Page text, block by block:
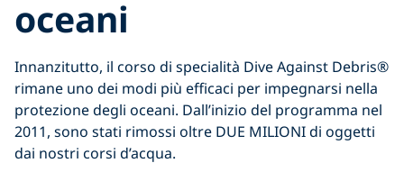
oceani
Innanzitutto, il corso di specialità Dive Against Debris®
rimane uno dei modi più efficaci per impegnarsi nella
protezione degli oceani. Dall’inizio del programma nel
2011, sono stati rimossi oltre DUE MILIONI di oggetti
dai nostri corsi d’acqua.